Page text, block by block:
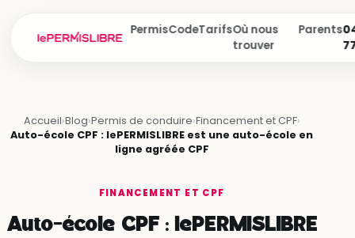
PermisCodeTarifsOù nous
trouver
Parents
Accueil›Blog›Permis de conduire›Financement et CPF›
Auto-école CPF : lePERMISLIBRE est une auto-école en
ligne agréée CPF
FINANCEMENT ET CPF
Auto-école CPF : lePERMISLIBRE